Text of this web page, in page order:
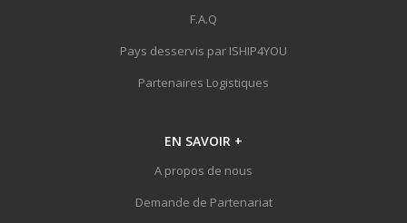
F.A.Q
Pays desservis par ISHIP4YOU
Partenaires Logistiques
EN SAVOIR +
A propos de nous
Demande de Partenariat